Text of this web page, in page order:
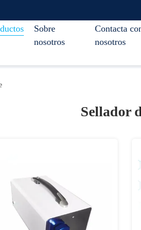
Sobre
nosotros
Contacta
nosotros
Sellador